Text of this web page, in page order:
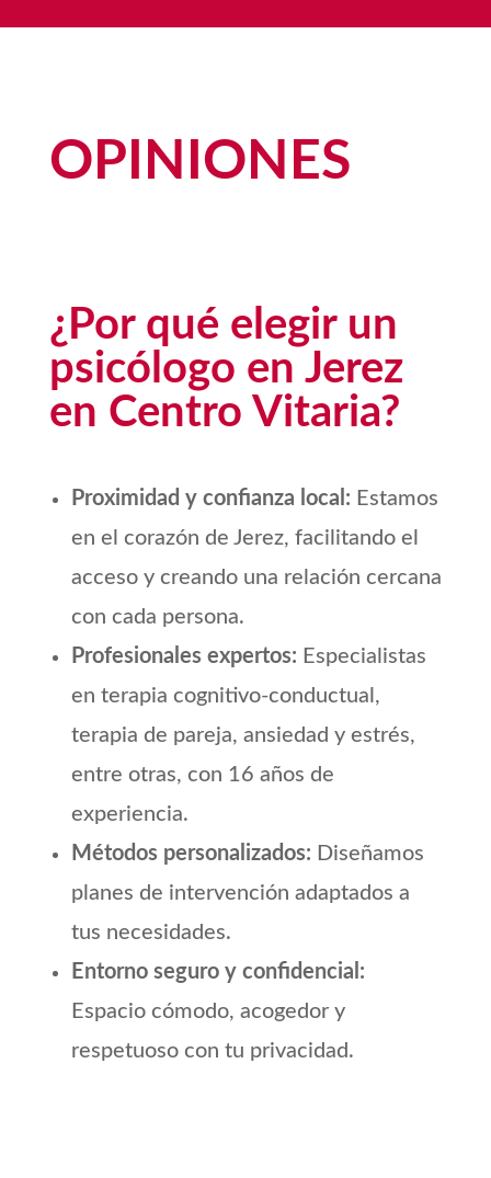
OPINIONES
¿Por qué elegir un
psicólogo en Jerez
en Centro Vitaria?
Proximidad y confianza local: Estamos
en el corazón de Jerez, facilitando el
acceso y creando una relación cercana
con cada persona.
Profesionales expertos: Especialistas
en terapia cognitivo‑conductual,
terapia de pareja, ansiedad y estrés,
entre otras, con 16 años de
experiencia.
Métodos personalizados: Diseñamos
planes de intervención adaptados a
tus necesidades.
Entorno seguro y confidencial:
Espacio cómodo, acogedor y
respetuoso con tu privacidad.